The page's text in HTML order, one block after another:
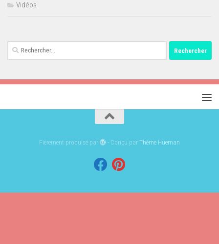
Vidéos
Rechercher :
Fièrement propulsé par - Conçu parThème Hueman